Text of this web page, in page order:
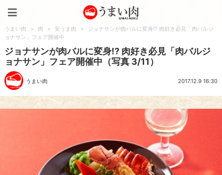
うまい肉 > 肉 > 安うま肉 >
ジョナサンが肉バルに変身!? 肉好き必見「肉バルジ
ョナサン」フェア開催中
ジョナサンが肉バルに変身!? 肉好き必見「肉バルジ
ョナサン」フェア開催中（写真 3/11）
うまい肉 2017.12.9 16:30